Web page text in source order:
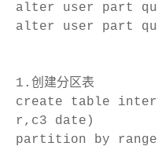
alter user part
alter user part
1.创建分区表
create table
r,c3 date)
partition by